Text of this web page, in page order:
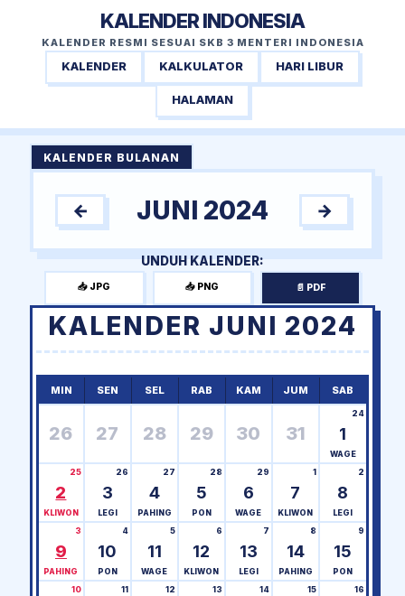
KALENDER INDONESIA
KALENDER RESMI SESUAI SKB 3 MENTERI INDONESIA
KALENDER KALKULATOR HARI LIBUR
HALAMAN
KALENDER BULANAN
← JUNI 2024 →
UNDUH KALENDER:
📥 JPG 📥 PNG 📄 PDF
KALENDER JUNI 2024
MIN SEN SEL RAB KAM JUM SAB
26 27 28 29 30 31 1
24
WAGE
2
25
KLIWON
3
26
LEGI
4
27
PAHING
5
28
PON
6
29
WAGE
7
1
KLIWON
8
2
LEGI
9
3
PAHING
10
4
PON
11
5
WAGE
12
6
KLIWON
13
7
LEGI
14
8
PAHING
15
9
PON
10 11 12 13 14 15 16